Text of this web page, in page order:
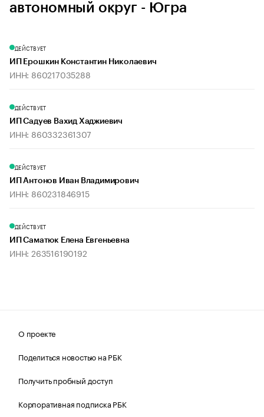
автономный округ - Югра
ДЕЙСТВУЕТ
ИП Ерошкин Константин Николаевич
ИНН: 860217035288
ДЕЙСТВУЕТ
ИП Садуев Вахид Хаджиевич
ИНН: 860332361307
ДЕЙСТВУЕТ
ИП Антонов Иван Владимирович
ИНН: 860231846915
ДЕЙСТВУЕТ
ИП Саматюк Елена Евгеньевна
ИНН: 263516190192
О проекте
Поделиться новостью на РБК
Получить пробный доступ
Корпоративная подписка РБК